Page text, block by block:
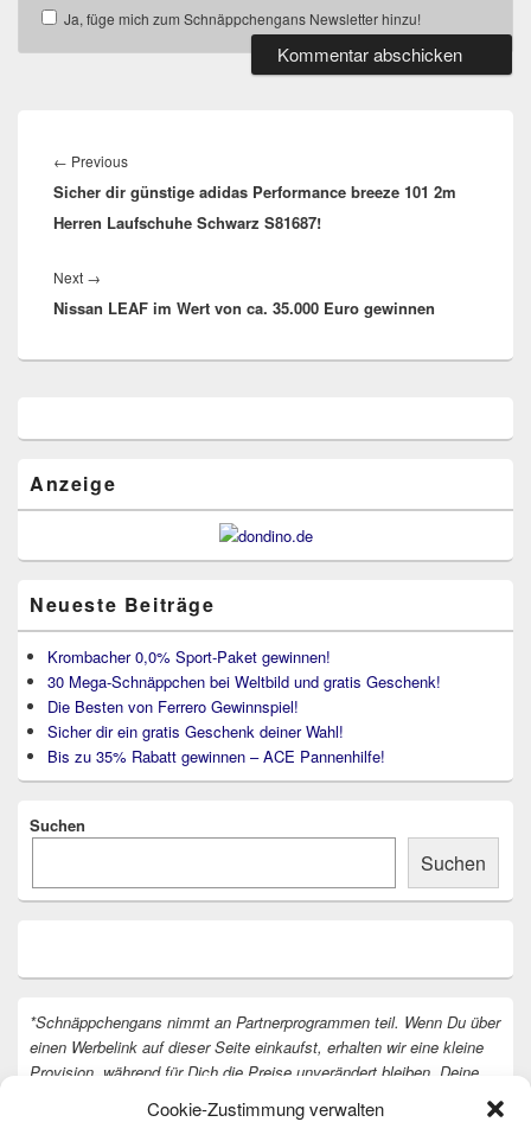
Cookie-Zustimmung verwalten
Ja, füge mich zum Schnäppchengans Newsletter hinzu!
← PreviousPrevious
post:
Sicher dir günstige adidas Performance breeze 101 2m
Herren Laufschuhe Schwarz S81687!
Next →
post:
Nissan LEAF im Wert von ca. 35.000 Euro gewinnen
Anzeige
Neueste Beiträge
Krombacher 0,0% Sport-Paket gewinnen!
30 Mega-Schnäppchen bei Weltbild und gratis Geschenk!
Die Besten von Ferrero Gewinnspiel!
Sicher dir ein gratis Geschenk deiner Wahl!
Bis zu 35% Rabatt gewinnen – ACE Pannenhilfe!
Suchen
Suchen
*Schnäppchengans nimmt an Partnerprogrammen teil. Wenn Du über
einen Werbelink auf dieser Seite einkaufst, erhalten wir eine kleine
Provision, während für Dich die Preise unverändert bleiben. Deine
Vielen Dank dafür!